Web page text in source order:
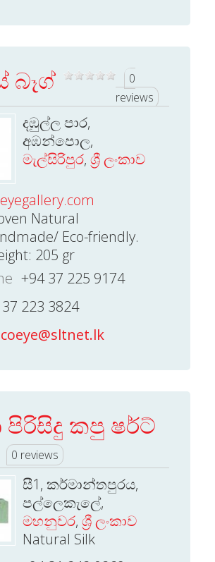
බෑග්
0
reviews
දඹුල්ල පාර,
අඹන්පොල,
මැල්සිරිපුර, ශ්‍රී ලංකාව
Natural
Eco-friendly.
205 gr
+94 37 225 9174
223 3824
පිරිසිදු කපු ෂර්ට්
0 reviews
සී1, කර්මාන්තපුරය,
පල්ලෙකැලේ,
මහනුවර, ශ්‍රී ලංකාව
Natural Silk